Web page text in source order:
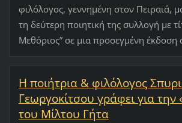
φιλόλογος, γεννημένη στον Πειραιά,
τη δεύτερη ποιητική της συλλογή με
Μεθόριος” σε μια προσεγμένη έκδοση
H ποιήτρια & φιλόλογος
Γεωργοκίτσου γράφει για την
του Μίλτου Γήτα